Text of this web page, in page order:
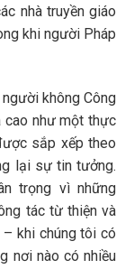
nhà truyền giáo
khi người Pháp
không Công
cao như một thực
sắp xếp theo
lại sự tin tưởng.
trọng vì những
tác từ thiện và
– khi chúng tôi có
nơi nào có nhiều